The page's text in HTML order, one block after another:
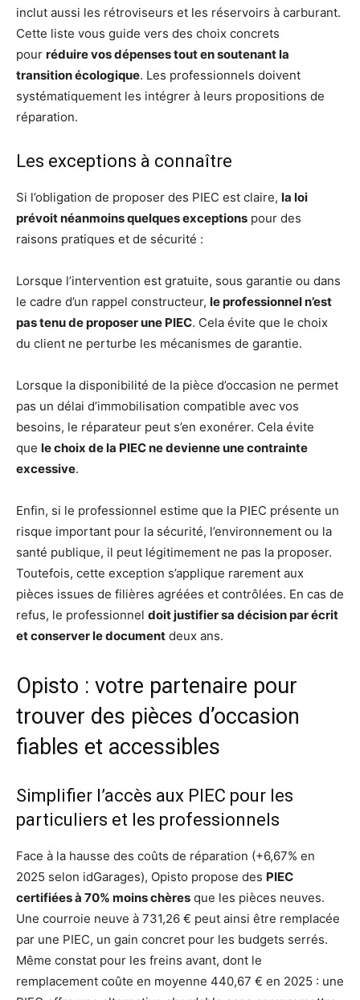
inclut aussi les rétroviseurs et les réservoirs à carburant.
Cette liste vous guide vers des choix concrets
pour réduire vos dépenses tout en soutenant la
transition écologique. Les professionnels doivent
systématiquement les intégrer à leurs propositions de
réparation.
Les exceptions à connaître
Si l’obligation de proposer des PIEC est claire, la loi
prévoit néanmoins quelques exceptions pour des
raisons pratiques et de sécurité :
Lorsque l’intervention est gratuite, sous garantie ou dans
le cadre d’un rappel constructeur, le professionnel n’est
pas tenu de proposer une PIEC. Cela évite que le choix
du client ne perturbe les mécanismes de garantie.
Lorsque la disponibilité de la pièce d’occasion ne permet
pas un délai d’immobilisation compatible avec vos
besoins, le réparateur peut s’en exonérer. Cela évite
que le choix de la PIEC ne devienne une contrainte
excessive.
Enfin, si le professionnel estime que la PIEC présente un
risque important pour la sécurité, l’environnement ou la
santé publique, il peut légitimement ne pas la proposer.
Toutefois, cette exception s’applique rarement aux
pièces issues de filières agréées et contrôlées. En cas de
refus, le professionnel doit justifier sa décision par écrit
et conserver le document deux ans.
Opisto : votre partenaire pour
trouver des pièces d’occasion
fiables et accessibles
Simplifier l’accès aux PIEC pour les
particuliers et les professionnels
Face à la hausse des coûts de réparation (+6,67% en
2025 selon idGarages), Opisto propose des PIEC
certifiées à 70% moins chères que les pièces neuves.
Une courroie neuve à 731,26 € peut ainsi être remplacée
par une PIEC, un gain concret pour les budgets serrés.
Même constat pour les freins avant, dont le
remplacement coûte en moyenne 440,67 € en 2025 : une